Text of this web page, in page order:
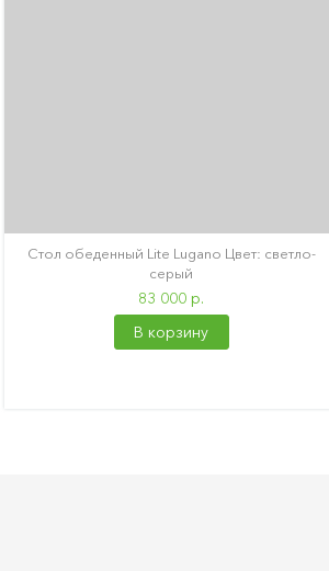
Стол обеденный Lite Lugano Цвет: светло-
серый
83 000 р.
В корзину